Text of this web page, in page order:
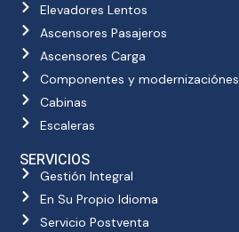
Elevadores Lentos
Ascensores Pasajeros
Ascensores Carga
Componentes y modernizaciónes
Cabinas
Escaleras
SERVICIOS
Gestión Integral
En Su Propio Idioma
Servicio Postventa